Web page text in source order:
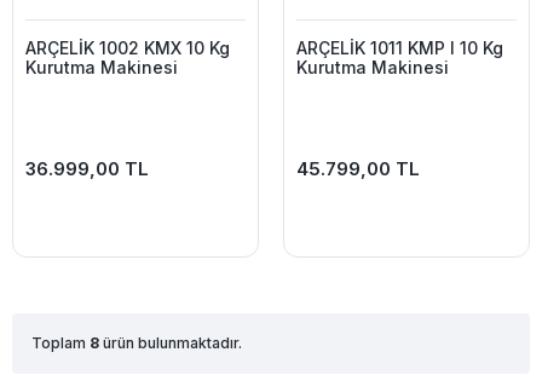
ARÇELİK 1002 KMX 10 Kg
Kurutma Makinesi
36.999,00 TL
ARÇELİK 1011 KMP I 10 Kg
Kurutma Makinesi
45.799,00 TL
Toplam 8 ürün bulunmaktadır.